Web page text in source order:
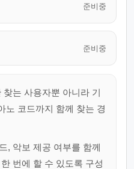
준비중
준비중
찾는 사용자뿐 아니라 기
노 코드까지 함께 찾는 경
, 악보 제공 여부를 함께
번에 할 수 있도록 구성